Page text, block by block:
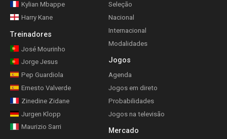
Kylian Mbappe
Harry Kane
Treinadores
José Mourinho
Jorge Jesus
Pep Guardiola
Ernesto Valverde
Zinedine Zidane
Jurgen Klopp
Maurizio Sarri
Seleção
Nacional
Internacional
Modalidades
Jogos
Agenda
Jogos em direto
Probabilidades
Jogos na televisão
Mercado